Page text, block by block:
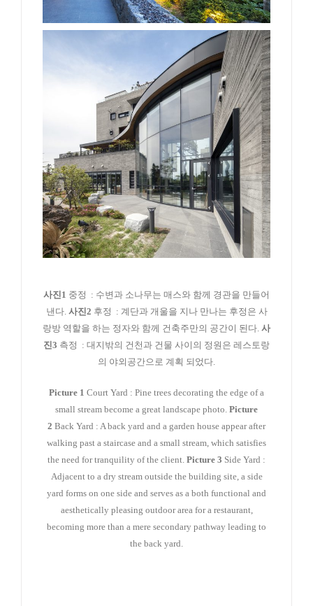
사진1 중정 : 수변과 소나무는 매스와 함께 경관을 만들어
낸다. 사진2 후정 : 계단과 개울을 지나 만나는 후정은 사
랑방 역할을 하는 정자와 함께 건축주만의 공간이 된다. 사
진3 측정 : 대지밖의 건천과 건물 사이의 정원은 레스토랑
의 야외공간으로 계획 되었다.
Picture 1 Court Yard : Pine trees decorating the edge of a
small stream become a great landscape photo. Picture
2 Back Yard : A back yard and a garden house appear after
walking past a staircase and a small stream, which satisfies
the need for tranquility of the client. Picture 3 Side Yard :
Adjacent to a dry stream outside the building site, a side
yard forms on one side and serves as a both functional and
aesthetically pleasing outdoor area for a restaurant,
becoming more than a mere secondary pathway leading to
the back yard.